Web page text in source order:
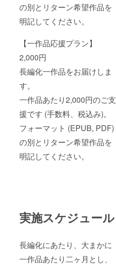
の別とリターン希望作品を
明記してください。
【一作品応援プラン】
2,000円
長編化一作品をお届けしま
す。
一作品あたり2,000円のご支
援です (手数料、税込み)。
フォーマット (EPUB, PDF)
の別とリターン希望作品を
明記してください。
実施スケジュール
長編化にあたり、大まかに
一作品あたり二ヶ月とし、